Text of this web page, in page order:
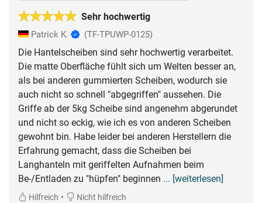
Sehr hochwertig
Patrick K. (TF-TPUWP-0125)
Die Hantelscheiben sind sehr hochwertig verarbeitet.
Die matte Oberfläche fühlt sich um Welten besser an,
als bei anderen gummierten Scheiben, wodurch sie
auch nicht so schnell "abgegriffen" aussehen. Die
Griffe ab der 5kg Scheibe sind angenehm abgerundet
und nicht so eckig, wie ich es von anderen Scheiben
gewohnt bin. Habe leider bei anderen Herstellern die
Erfahrung gemacht, dass die Scheiben bei
Langhanteln mit geriffelten Aufnahmen beim
Be-/Entladen zu "hüpfen" beginnen ... [weiterlesen]
Hilfreich • Nicht hilfreich